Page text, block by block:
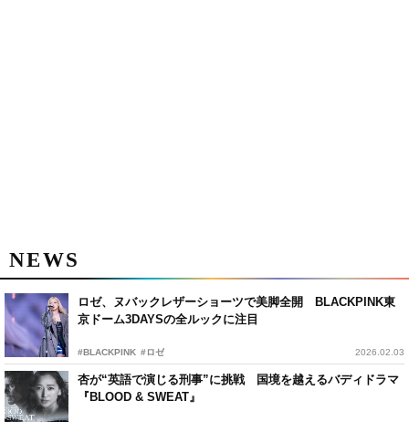
NEWS
ロゼ、ヌバックレザーショーツで美脚全開 BLACKPINK東
京ドーム3DAYSの全ルックに注目
#BLACKPINK #ロゼ 2026.02.03
杏が“英語で演じる刑事”に挑戦 国境を越えるバディドラマ
『BLOOD & SWEAT』